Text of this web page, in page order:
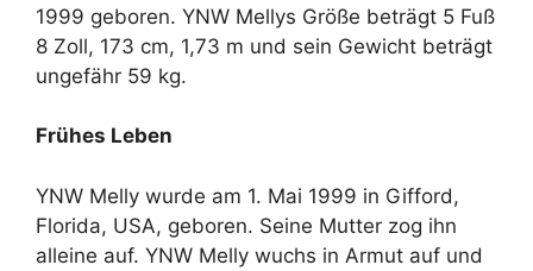
1999 geboren. YNW Mellys Größe beträgt 5 Fuß
8 Zoll, 173 cm, 1,73 m und sein Gewicht beträgt
ungefähr 59 kg.
Frühes Leben
YNW Melly wurde am 1. Mai 1999 in Gifford,
Florida, USA, geboren. Seine Mutter zog ihn
alleine auf. YNW Melly wuchs in Armut auf und